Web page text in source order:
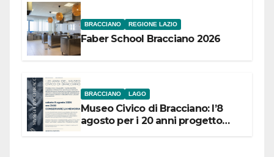
BRACCIANO REGIONE LAZIO
Faber School Bracciano 2026
BRACCIANO LAGO
Museo Civico di Bracciano: l’8
agosto per i 20 anni progetto